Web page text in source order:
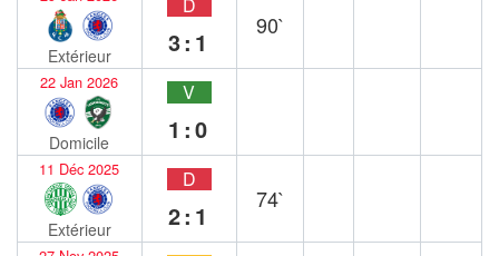
Extérieur 3:1
90`
22 Jan 2026
Domicile
V
1:0
11 Déc 2025
Extérieur
D
2:1
74`